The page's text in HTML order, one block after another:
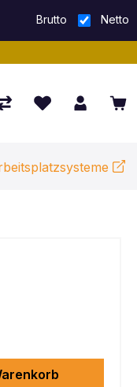
Brutto Netto